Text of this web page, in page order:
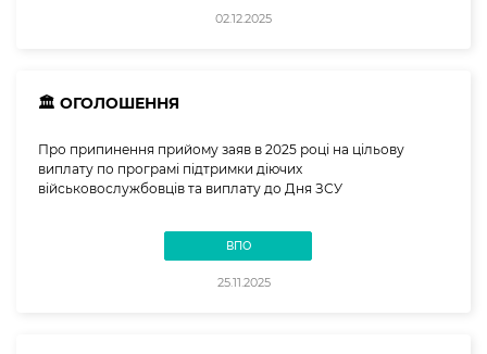
02.12.2025
🏛️ ОГОЛОШЕННЯ
Про припинення прийому заяв в 2025 році на цільову
виплату по програмі підтримки діючих
військовослужбовців та виплату до Дня ЗСУ
ВПО
25.11.2025